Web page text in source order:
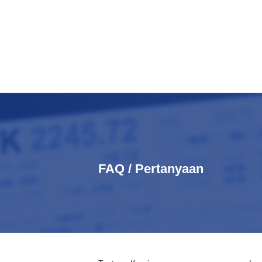
FAQ / Pertanyaan